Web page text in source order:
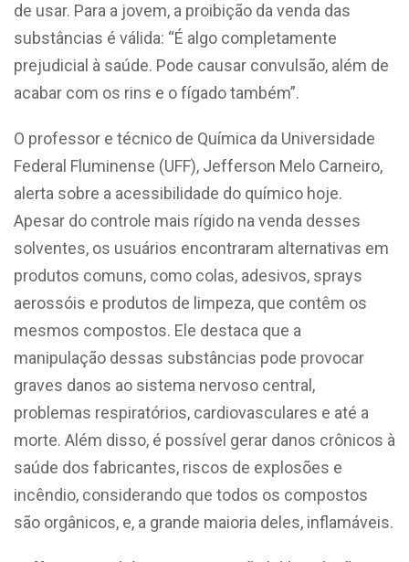
de usar. Para a jovem, a proibição da venda das
substâncias é válida: “É algo completamente
prejudicial à saúde. Pode causar convulsão, além de
acabar com os rins e o fígado também”.
O professor e técnico de Química da Universidade
Federal Fluminense (UFF), Jefferson Melo Carneiro,
alerta sobre a acessibilidade do químico hoje.
Apesar do controle mais rígido na venda desses
solventes, os usuários encontraram alternativas em
produtos comuns, como colas, adesivos, sprays
aerossóis e produtos de limpeza, que contêm os
mesmos compostos. Ele destaca que a
manipulação dessas substâncias pode provocar
graves danos ao sistema nervoso central,
problemas respiratórios, cardiovasculares e até a
morte. Além disso, é possível gerar danos crônicos à
saúde dos fabricantes, riscos de explosões e
incêndio, considerando que todos os compostos
são orgânicos, e, a grande maioria deles, inflamáveis.